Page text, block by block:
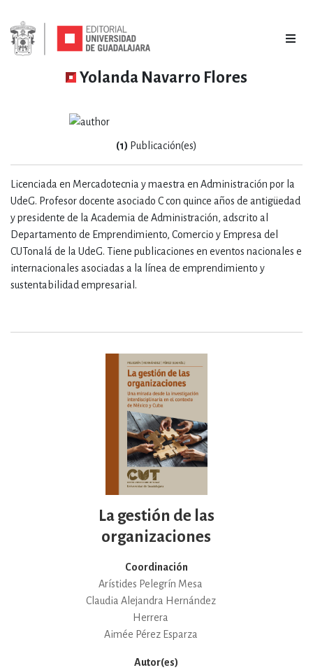
Yolanda Navarro Flores
Licenciada en Mercadotecnia y maestra en Administración por la
UdeG. Profesor docente asociado C con quince años de antigüedad
y presidente de la Academia de Administración, adscrito al
Departamento de Emprendimiento, Comercio y Empresa del
CUTonalá de la UdeG. Tiene publicaciones en eventos nacionales e
internacionales asociadas a la línea de emprendimiento y
sustentabilidad empresarial.
(1) Publicación(es)
La gestión de las
organizaciones
Coordinación
Arístides Pelegrín Mesa
Claudia Alejandra Hernández
Herrera
Aimée Pérez Esparza
Autor(es)